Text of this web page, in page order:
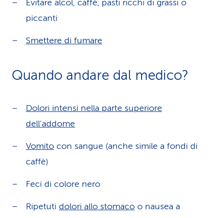
Evitare alcol, caffè, pasti ricchi di grassi o
piccanti
Smettere di fumare
Quando andare dal medico?
Dolori intensi nella parte superiore
dell'addome
Vomito con sangue (anche simile a fondi di
caffè)
Feci di colore nero
Ripetuti dolori allo stomaco o nausea a